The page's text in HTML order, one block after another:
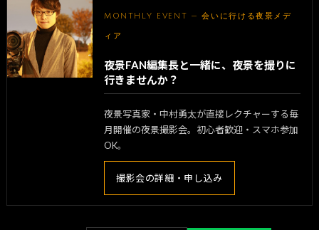
MONTHLY EVENT — 会いに行ける夜景メデ
ィア
夜景FAN編集長と一緒に、夜景を撮りに
行きませんか？
夜景写真家・中村勇太が直接レクチャーする毎
月開催の夜景撮影会。初心者歓迎・スマホ参加
OK。
撮影会の詳細・申し込み